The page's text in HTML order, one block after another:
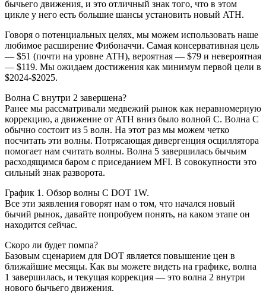
бычьего движения, и это отличный знак того, что в этом
цикле у него есть большие шансы установить новый ATH.
Говоря о потенциальных целях, мы можем использовать наше
любимое расширение Фибоначчи. Самая консервативная цель
— $51 (почти на уровне ATH), вероятная — $79 и невероятная
— $119. Мы ожидаем достижения как минимум первой цели в
$2024-$2025.
Волна C внутри 2 завершена?
Ранее мы рассматривали медвежий рынок как неравномерную
коррекцию, а движение от ATH вниз было волной C. Волна C
обычно состоит из 5 волн. На этот раз мы можем четко
посчитать эти волны. Потрясающая дивергенция осциллятора
помогает нам считать волны. Волна 5 завершилась бычьим
расходящимся баром с приседанием MFI. В совокупности это
сильный знак разворота.
График 1. Обзор волны C DOT 1W.
Все эти заявления говорят нам о том, что начался новый
бычий рынок, давайте попробуем понять, на каком этапе он
находится сейчас.
Скоро ли будет помпа?
Базовым сценарием для DOT является повышение цен в
ближайшие месяцы. Как вы можете видеть на графике, волна
1 завершилась, и текущая коррекция — это волна 2 внутри
нового бычьего движения.